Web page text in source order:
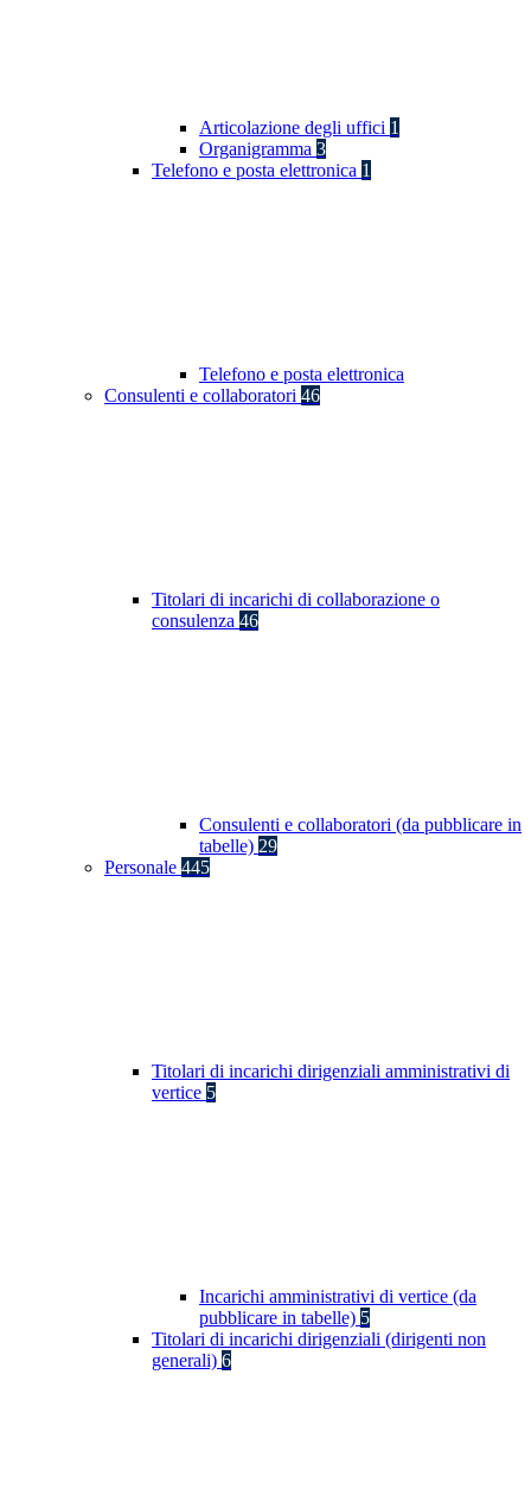
Articolazione degli uffici 1
Organigramma 3
Telefono e posta elettronica 1
Telefono e posta elettronica
Consulenti e collaboratori 46
Titolari di incarichi di collaborazione o
consulenza 46
Consulenti e collaboratori (da pubblicare in
tabelle) 29
Personale 445
Titolari di incarichi dirigenziali amministrativi di
vertice 5
Incarichi amministrativi di vertice (da
pubblicare in tabelle) 5
Titolari di incarichi dirigenziali (dirigenti non
generali) 6